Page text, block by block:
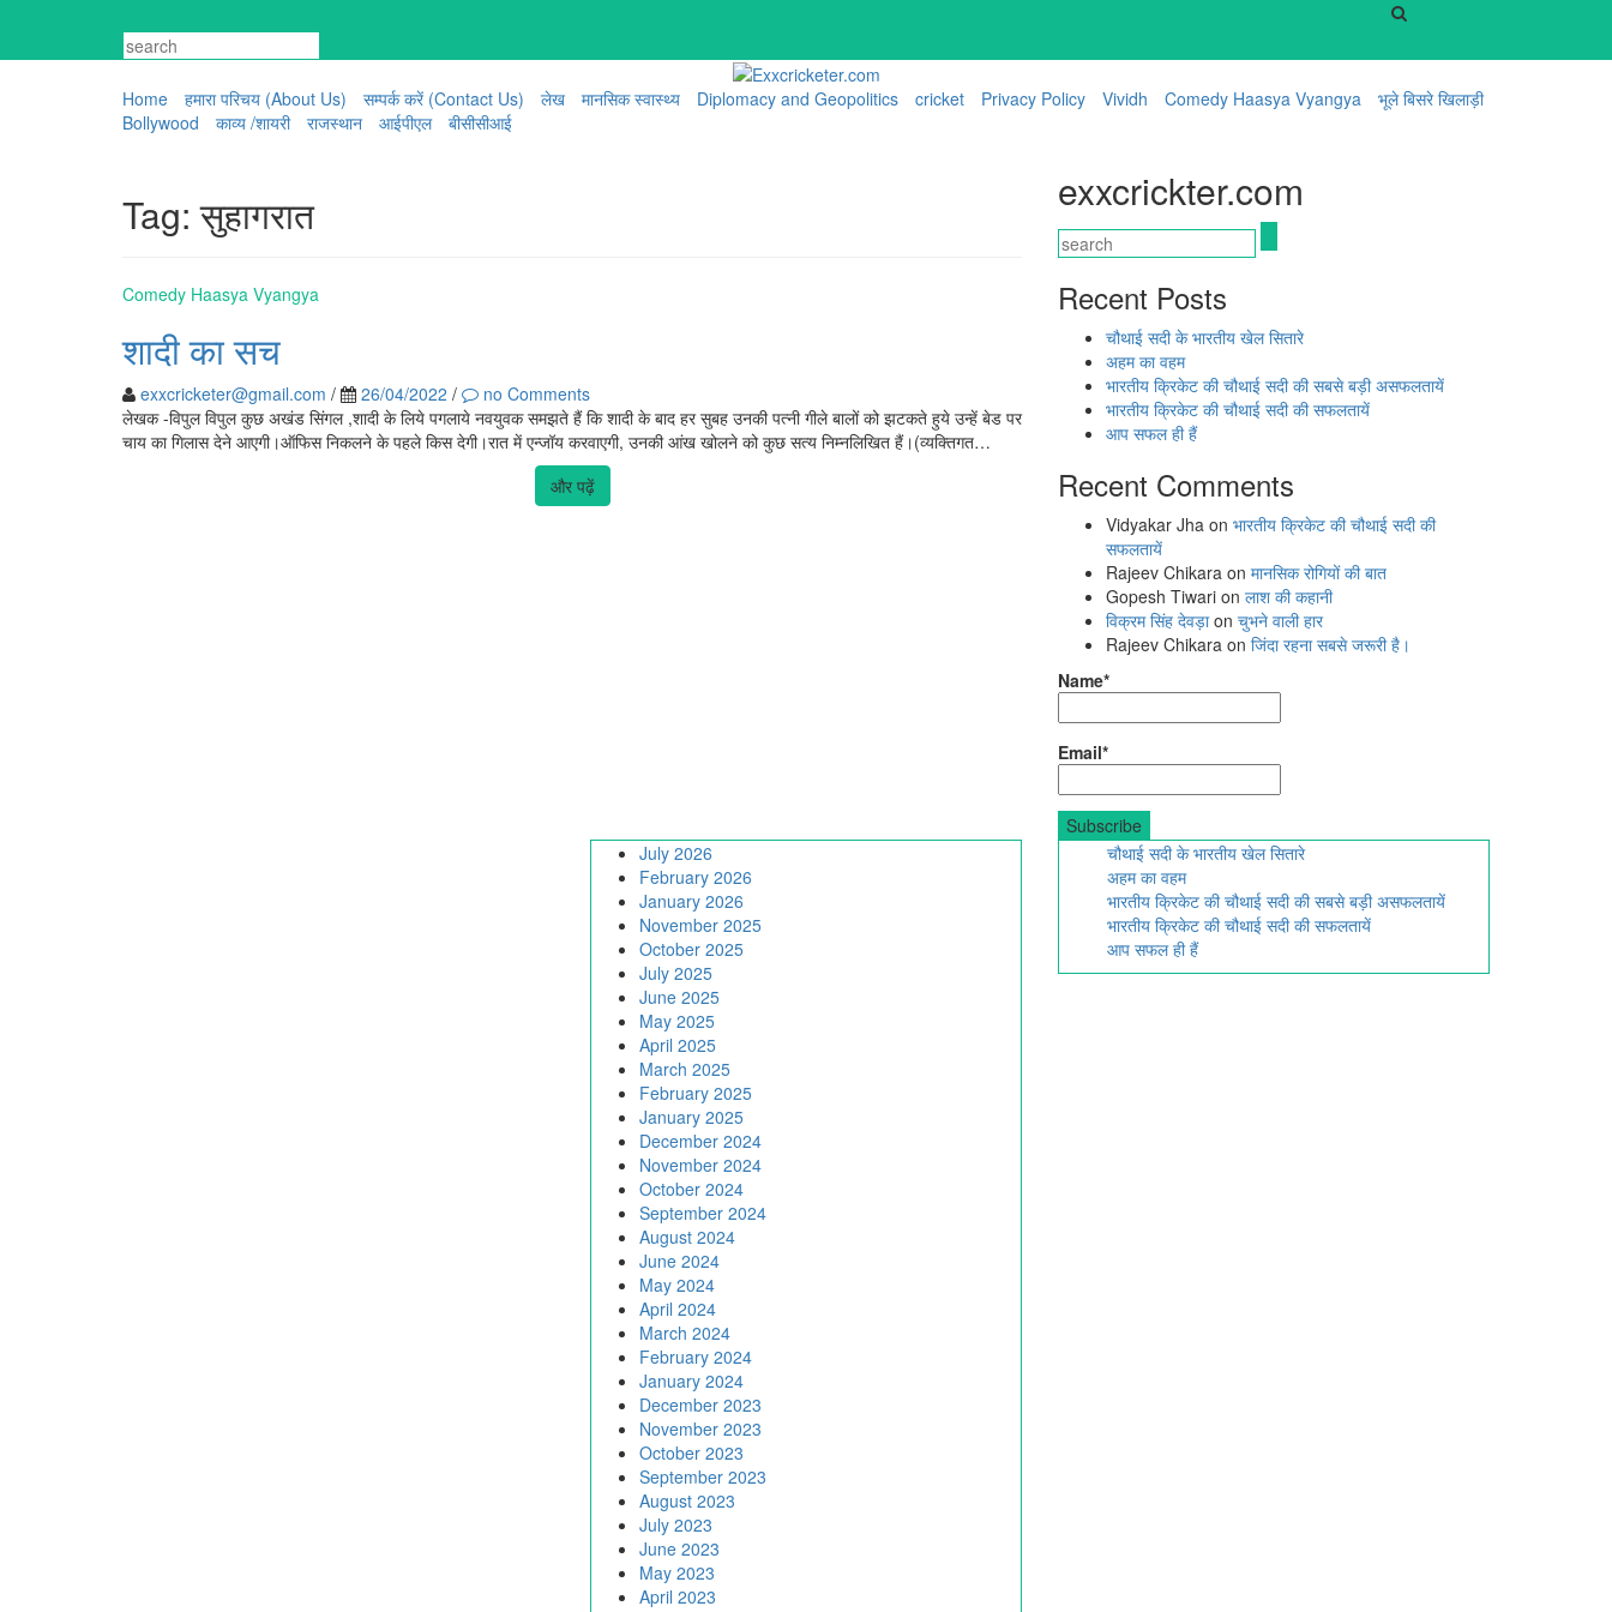
content
Home
हमारा परिचय (About Us) सम्पर्क करें (Contact Us) लेख मानसिक स्वास्थ्य Diplomacy and Geopolitics cricket Privacy Policy Vividh Comedy Haasya Vyangya
भूले बिसरे खिलाड़ी
Bollywood
काव्य /शायरी राजस्थान आईपीएल बीसीसीआई
Tag:सुहागरात
Comedy Haasya Vyangya
शादी का सच
exxcricketer@gmail.com / 26/04/2022 /
no Comments
लेखक -विपुल विपुल कुछ अखंड सिंगल ,शादी के लिये पगलाये नवयुवक समझते हैं कि शादी के बाद हर सुबह उनकी पत्नी गीले बालों को झटकते हुये उन्हें बेड पर
चाय का गिलास देने आएगी।ऑफिस निकलने के पहले किस देगी।रात में एन्जॉय करवाएगी, उनकी आंख खोलने को कुछ सत्य निम्नलिखित हैं।(व्यक्तिगत…
और पढ़ें
exxcrickter.com
Recent Posts
चौथाई सदी के भारतीय खेल सितारे
अहम का वहम
भारतीय क्रिकेट की चौथाई सदी की सबसे बड़ी असफलतायें
भारतीय क्रिकेट की चौथाई सदी की सफलतायें
आप सफल ही हैं
Recent Comments
Vidyakar Jha on भारतीय क्रिकेट की चौथाई सदी की
सफलतायें
Rajeev Chikara on मानसिक रोगियों की बात
Gopesh Tiwari on लाश की कहानी
विक्रम सिंह देवड़ाon चुभने वाली हार
Rajeev Chikara on जिंदा रहना सबसे जरूरी है।
Name*
Email*
July 2026
February 2026
January 2026
November 2025
October 2025
July 2025
June 2025
May 2025
April 2025
March 2025
February 2025
January 2025
December 2024
November 2024
October 2024
September 2024
August 2024
June 2024
May 2024
April 2024
March 2024
February 2024
January 2024
December 2023
November 2023
October 2023
September 2023
August 2023
July 2023
June 2023
May 2023
April 2023
चौथाई सदी के भारतीय खेल सितारे
अहम का वहम
भारतीय क्रिकेट की चौथाई सदी की सबसे बड़ी असफलतायें
भारतीय क्रिकेट की चौथाई सदी की सफलतायें
आप सफल ही हैं